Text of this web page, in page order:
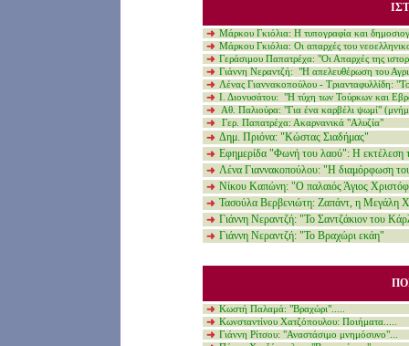
Μάρκου Γκιόλια: Η τυπογραφία και
Μάρκου Γκιόλια: Οι απαρχές του
Γεράσιμου Παπατρέχα: "Oι Απαρχές της
Γιάννη Νεραντζή: "Η απελευθέρωση του
Λένας Γιαννακοπούλου - Τριανταφυλλίδη:
Ι. Διονυσάτου: "Η τύχη των Τούρκων και
Αθ. Παλιούρα: "Για ένα καρβέλι ψωμί"
Γερ. Παπατρέχα: Ακαρνανικά "Αλυζία"
Δημ. Πριόνα: "Κώστας Σιαδήμας"
Εφημερίδα "Φωνή του λαού": Η εκτέλεση
Λένα Γιαννακοπούλου: "Η διαμόρφωση
Νίκου Καπώνη: "Ο παλαιός Άγιος
Τασούλα Βερβενιώτη: Ζαπάντ, η Μεγάλη
Γιάννη Νεραντζή: "Το Σαντζάκιον του
Γιάννη Νεραντζή: "Το Βραχώρι εκάη"
Κωστή Παλαμά: "Βραχώρι".....
Κωνσταντίνου Χατζόπουλου: Ποιήματα.....
Γιάννη Ρίτσου: "Αναστάσιμο μνημόσυνο"...